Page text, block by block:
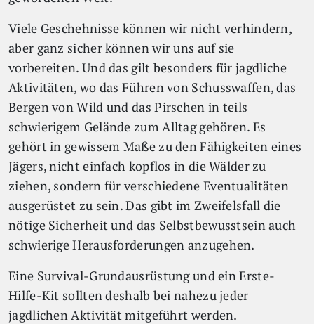
Viele Geschehnisse können wir nicht verhindern,
aber ganz sicher können wir uns auf sie
vorbereiten. Und das gilt besonders für jagdliche
Aktivitäten, wo das Führen von Schusswaffen, das
Bergen von Wild und das Pirschen in teils
schwierigem Gelände zum Alltag gehören. Es
gehört in gewissem Maße zu den Fähigkeiten eines
Jägers, nicht einfach kopflos in die Wälder zu
ziehen, sondern für verschiedene Eventualitäten
ausgerüstet zu sein. Das gibt im Zweifelsfall die
nötige Sicherheit und das Selbstbewusstsein auch
schwierige Herausforderungen anzugehen.
Eine Survival-Grundausrüstung und ein Erste-
Hilfe-Kit sollten deshalb bei nahezu jeder
jagdlichen Aktivität mitgeführt werden.